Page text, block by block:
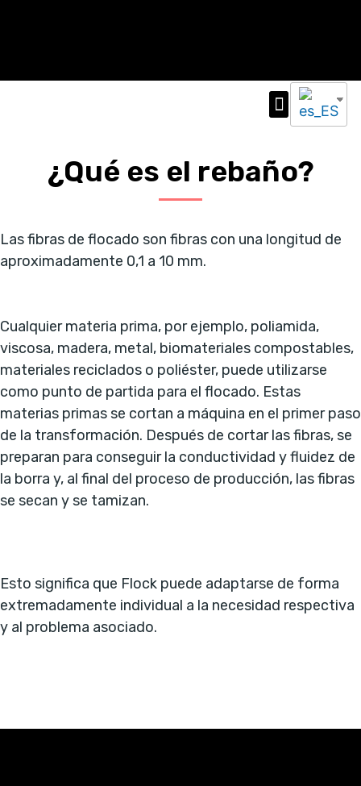
¿Qué es el rebaño?
Las fibras de flocado son fibras con una longitud de
aproximadamente 0,1 a 10 mm.
Cualquier materia prima, por ejemplo, poliamida,
viscosa, madera, metal, biomateriales compostables,
materiales reciclados o poliéster, puede utilizarse
como punto de partida para el flocado. Estas
materias primas se cortan a máquina en el primer paso
de la transformación. Después de cortar las fibras, se
preparan para conseguir la conductividad y fluidez de
la borra y, al final del proceso de producción, las fibras
se secan y se tamizan.
Esto significa que Flock puede adaptarse de forma
extremadamente individual a la necesidad respectiva
y al problema asociado.